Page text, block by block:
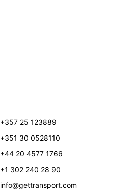
+357 25 123889
+351 30 0528110
+44 20 4577 1766
+1 302 240 28 90
info@gettransport.com